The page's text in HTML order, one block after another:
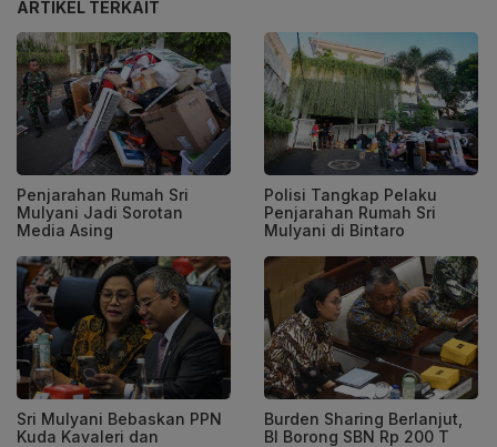
ARTIKEL TERKAIT
Penjarahan Rumah Sri
Mulyani Jadi Sorotan
Media Asing
Polisi Tangkap Pelaku
Penjarahan Rumah Sri
Mulyani di Bintaro
Sri Mulyani Bebaskan PPN
Kuda Kavaleri dan
Burden Sharing Berlanjut,
BI Borong SBN Rp 200 T